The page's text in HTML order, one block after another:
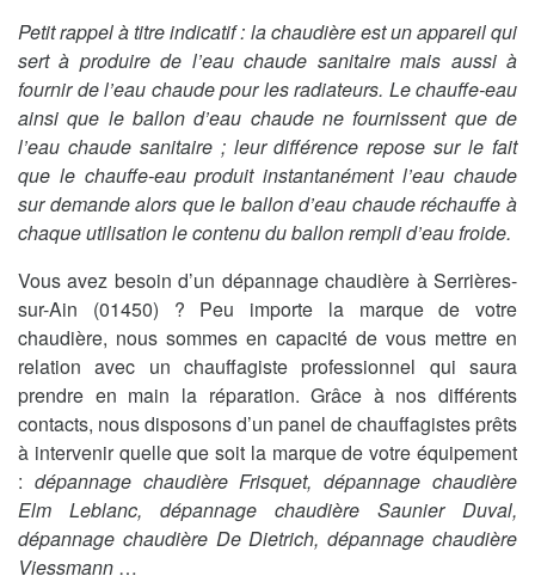
Petit rappel à titre indicatif : la chaudière est un appareil qui
sert à produire de l’eau chaude sanitaire mais aussi à
fournir de l’eau chaude pour les radiateurs. Le chauffe-eau
ainsi que le ballon d’eau chaude ne fournissent que de
l’eau chaude sanitaire ; leur différence repose sur le fait
que le chauffe-eau produit instantanément l’eau chaude
sur demande alors que le ballon d’eau chaude réchauffe à
chaque utilisation le contenu du ballon rempli d’eau froide.
Vous avez besoin d’un dépannage chaudière à Serrières-
sur-Ain (01450) ? Peu importe la marque de votre
chaudière, nous sommes en capacité de vous mettre en
relation avec un chauffagiste professionnel qui saura
prendre en main la réparation. Grâce à nos différents
contacts, nous disposons d’un panel de chauffagistes prêts
à intervenir quelle que soit la marque de votre équipement
: dépannage chaudière Frisquet, dépannage chaudière
Elm Leblanc, dépannage chaudière Saunier Duval,
dépannage chaudière De Dietrich, dépannage chaudière
Viessmann …